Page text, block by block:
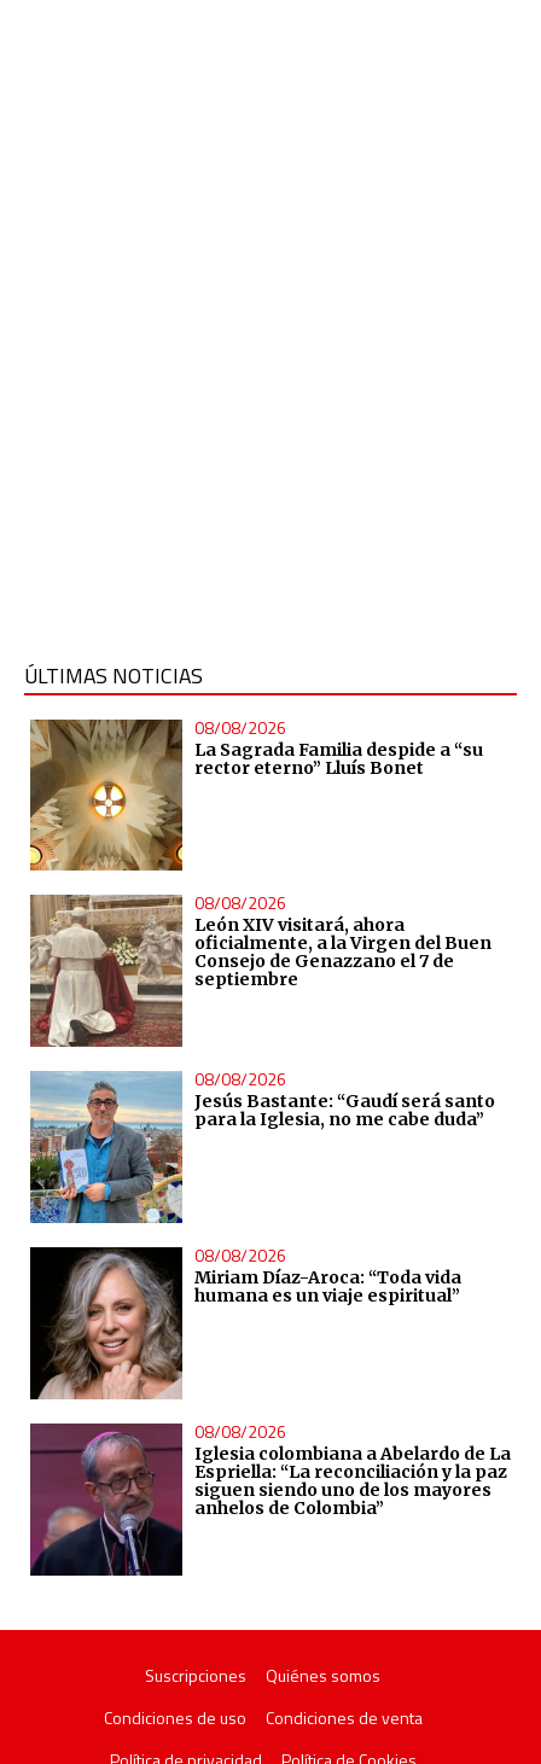
ÚLTIMAS NOTICIAS
08/08/2026
La Sagrada Familia despide a “su
rector eterno” Lluís Bonet
08/08/2026
León XIV visitará, ahora
oficialmente, a la Virgen del Buen
Consejo de Genazzano el 7 de
septiembre
08/08/2026
Jesús Bastante: “Gaudí será santo
para la Iglesia, no me cabe duda”
08/08/2026
Miriam Díaz-Aroca: “Toda vida
humana es un viaje espiritual”
08/08/2026
Iglesia colombiana a Abelardo de La
Espriella: “La reconciliación y la paz
siguen siendo uno de los mayores
anhelos de Colombia”
Suscripciones
Quiénes somos
Condiciones de uso
Condiciones de venta